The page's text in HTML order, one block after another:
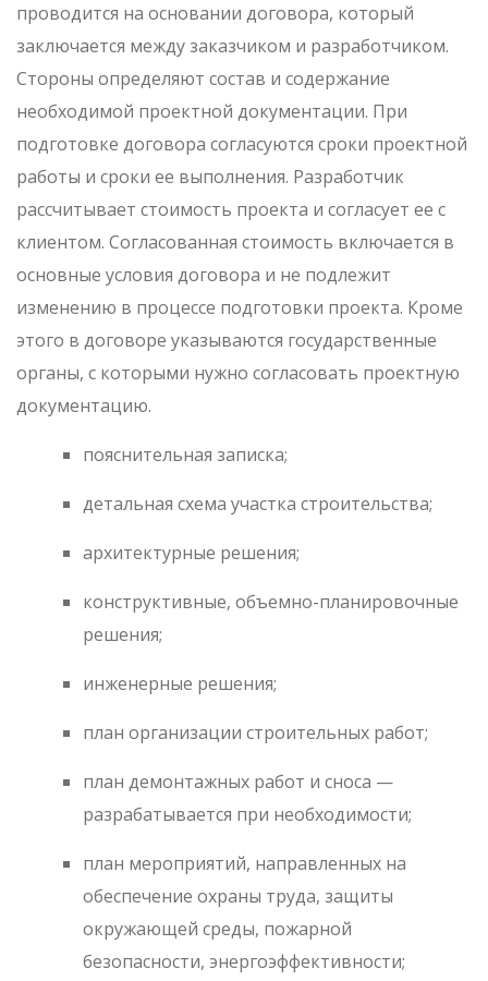
проводится на основании договора, который
заключается между заказчиком и разработчиком.
Стороны определяют состав и содержание
необходимой проектной документации. При
подготовке договора согласуются сроки проектной
работы и сроки ее выполнения. Разработчик
рассчитывает стоимость проекта и согласует ее с
клиентом. Согласованная стоимость включается в
основные условия договора и не подлежит
изменению в процессе подготовки проекта. Кроме
этого в договоре указываются государственные
органы, с которыми нужно согласовать проектную
документацию.
пояснительная записка;
детальная схема участка строительства;
архитектурные решения;
конструктивные, объемно-планировочные
решения;
инженерные решения;
план организации строительных работ;
план демонтажных работ и сноса —
разрабатывается при необходимости;
план мероприятий, направленных на
обеспечение охраны труда, защиты
окружающей среды, пожарной
безопасности, энергоэффективности;